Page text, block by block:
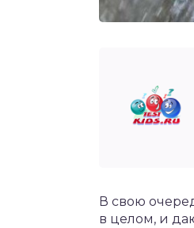
В свою
в целом, и